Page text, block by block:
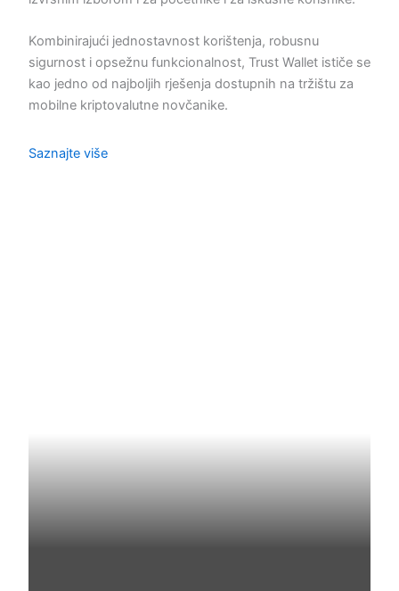
Kombinirajući jednostavnost korištenja, robusnu
sigurnost i opsežnu funkcionalnost, Trust Wallet ističe se
kao jedno od najboljih rješenja dostupnih na tržištu za
mobilne kriptovalutne novčanike.
Saznajte više